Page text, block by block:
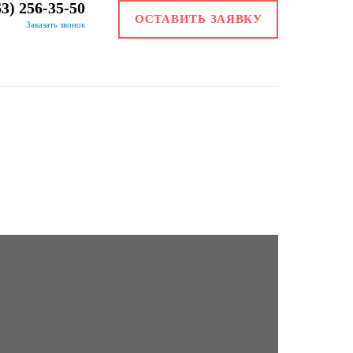
256-35-50
Заказать звонок ОСТАВИТЬ ЗАЯВКУ